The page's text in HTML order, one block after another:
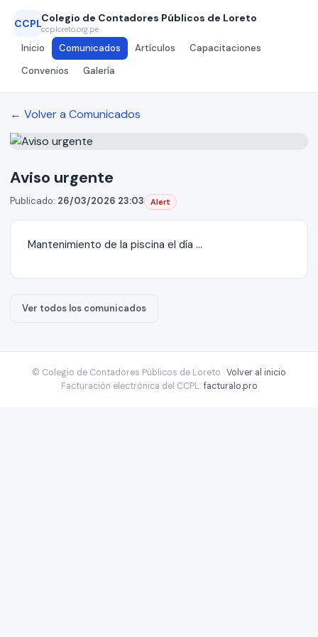
CCPLColegio de Contadores Públicos de Loreto
ccploreto.org.pe
Inicio Comunicados Artículos
Capacitaciones
Convenios
Galería
← Volver a Comunicados
Aviso urgente
Publicado: 26/03/2026 23:03 Alert
Mantenimiento de la piscina el día ...
Ver todos los comunicados
© Colegio de Contadores Públicos de Loreto ·Volver al inicio
Facturación electrónica del CCPL: facturalo.pro